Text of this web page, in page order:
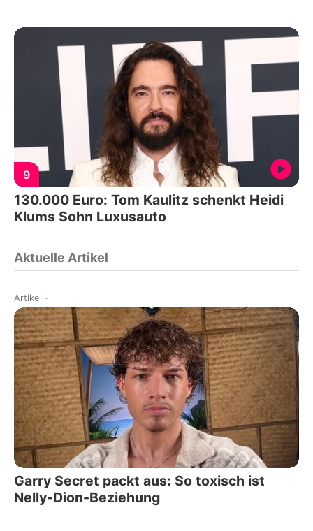
9
130.000 Euro: Tom Kaulitz schenkt Heidi
Klums Sohn Luxusauto
Aktuelle Artikel
Artikel -
Garry Secret packt aus: So toxisch ist
Nelly-Dion-Beziehung